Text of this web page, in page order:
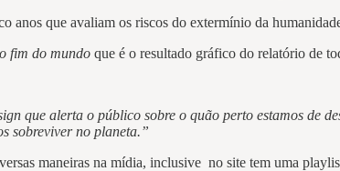
anos que avaliam os riscos do extermínio da
fim do mundo que é o resultado gráfico do relatório de
que alerta o público sobre o quão perto estamos de
sobreviver no planeta.”
maneiras na mídia, inclusive no site tem uma